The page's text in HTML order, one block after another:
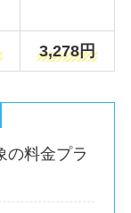
3,278円
の料金プラ